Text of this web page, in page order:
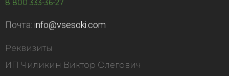
8 800 333-36-27
Почта: info@vsesoki.com
Реквизиты
ИП Чиликин Виктор Олегович